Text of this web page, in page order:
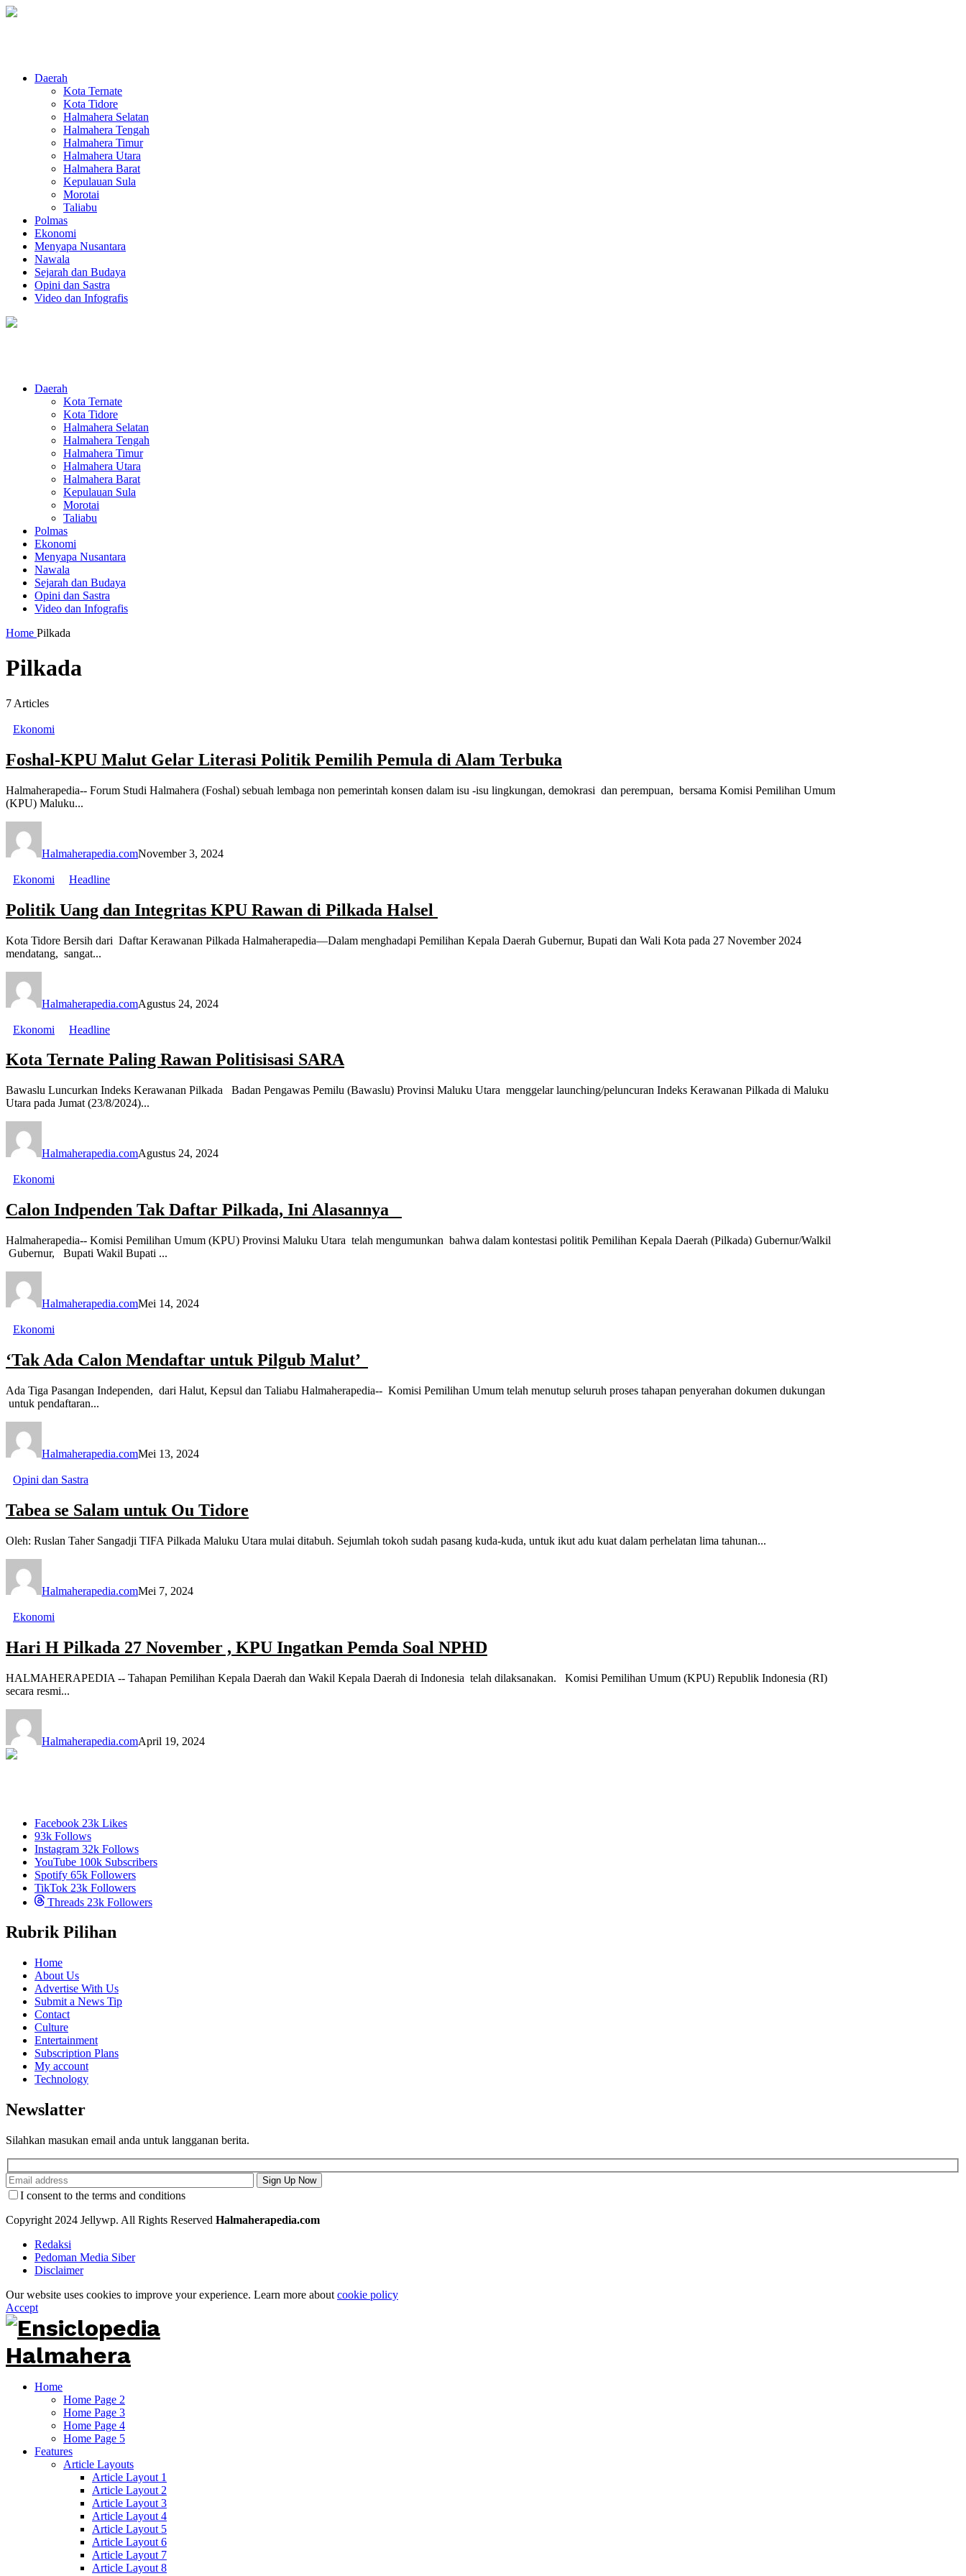
Daerah
Kota Ternate
Kota Tidore
Halmahera Selatan
Halmahera Tengah
Halmahera Timur
Halmahera Utara
Halmahera Barat
Kepulauan Sula
Morotai
Taliabu
Polmas
Ekonomi
Menyapa Nusantara
Nawala
Sejarah dan Budaya
Opini dan Sastra
Video dan Infografis
Daerah
Kota Ternate
Kota Tidore
Halmahera Selatan
Halmahera Tengah
Halmahera Timur
Halmahera Utara
Halmahera Barat
Kepulauan Sula
Morotai
Taliabu
Polmas
Ekonomi
Menyapa Nusantara
Nawala
Sejarah dan Budaya
Opini dan Sastra
Video dan Infografis
Home Pilkada
Pilkada
7 Articles
Ekonomi
Foshal-KPU Malut Gelar Literasi Politik Pemilih Pemula di Alam Terbuka
Halmaherapedia-- Forum Studi Halmahera (Foshal) sebuah lembaga non pemerintah konsen dalam isu -isu lingkungan, demokrasi dan perempuan, bersama Komisi Pemilihan Umum
(KPU) Maluku...
Halmaherapedia.comNovember 3, 2024
Ekonomi Headline
Politik Uang dan Integritas KPU Rawan di Pilkada Halsel
Kota Tidore Bersih dari Daftar Kerawanan Pilkada Halmaherapedia—Dalam menghadapi Pemilihan Kepala Daerah Gubernur, Bupati dan Wali Kota pada 27 November 2024
mendatang, sangat...
Halmaherapedia.comAgustus 24, 2024
Ekonomi Headline
Kota Ternate Paling Rawan Politisisasi SARA
Bawaslu Luncurkan Indeks Kerawanan Pilkada Badan Pengawas Pemilu (Bawaslu) Provinsi Maluku Utara menggelar launching/peluncuran Indeks Kerawanan Pilkada di Maluku
Utara pada Jumat (23/8/2024)...
Halmaherapedia.comAgustus 24, 2024
Ekonomi
Calon Indpenden Tak Daftar Pilkada, Ini Alasannya
Halmaherapedia-- Komisi Pemilihan Umum (KPU) Provinsi Maluku Utara telah mengumunkan bahwa dalam kontestasi politik Pemilihan Kepala Daerah (Pilkada) Gubernur/Walkil
Gubernur, Bupati Wakil Bupati ...
Halmaherapedia.comMei 14, 2024
Ekonomi
‘Tak Ada Calon Mendaftar untuk Pilgub Malut’
Ada Tiga Pasangan Independen, dari Halut, Kepsul dan Taliabu Halmaherapedia-- Komisi Pemilihan Umum telah menutup seluruh proses tahapan penyerahan dokumen dukungan
untuk pendaftaran...
Halmaherapedia.comMei 13, 2024
Opini dan Sastra
Tabea se Salam untuk Ou Tidore
Oleh: Ruslan Taher Sangadji TIFA Pilkada Maluku Utara mulai ditabuh. Sejumlah tokoh sudah pasang kuda-kuda, untuk ikut adu kuat dalam perhelatan lima tahunan...
Halmaherapedia.comMei 7, 2024
Ekonomi
Hari H Pilkada 27 November , KPU Ingatkan Pemda Soal NPHD
HALMAHERAPEDIA -- Tahapan Pemilihan Kepala Daerah dan Wakil Kepala Daerah di Indonesia telah dilaksanakan. Komisi Pemilihan Umum (KPU) Republik Indonesia (RI)
secara resmi...
Halmaherapedia.comApril 19, 2024
Facebook 23k Likes
93k Follows
Instagram 32k Follows
YouTube 100k Subscribers
Spotify 65k Followers
TikTok 23k Followers
Threads 23k Followers
Rubrik Pilihan
Home
About Us
Advertise With Us
Submit a News Tip
Contact
Culture
Entertainment
Subscription Plans
My account
Technology
Newslatter
Silahkan masukan email anda untuk langganan berita.
I consent to the terms and conditions
Copyright 2024 Jellywp. All Rights Reserved Halmaherapedia.com
Redaksi
Pedoman Media Siber
Disclaimer
Our website uses cookies to improve your experience. Learn more about cookie policy
Accept
Home
Home Page 2
Home Page 3
Home Page 4
Home Page 5
Features
Article Layouts
Article Layout 1
Article Layout 2
Article Layout 3
Article Layout 4
Article Layout 5
Article Layout 6
Article Layout 7
Article Layout 8